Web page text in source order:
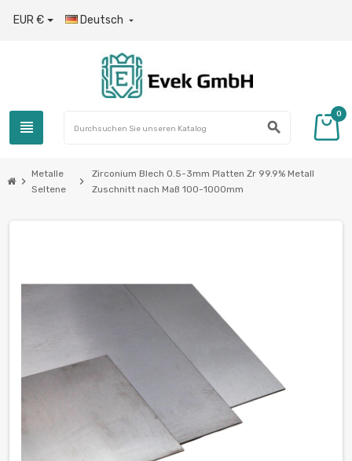
EUR € Deutsch 
view_headline search
0
chevron_right
Metalle
Seltene
chevron_right
Zirconium Blech 0.5-3mm Platten Zr 99.9% Metall
Zuschnitt nach Maß 100-1000mm